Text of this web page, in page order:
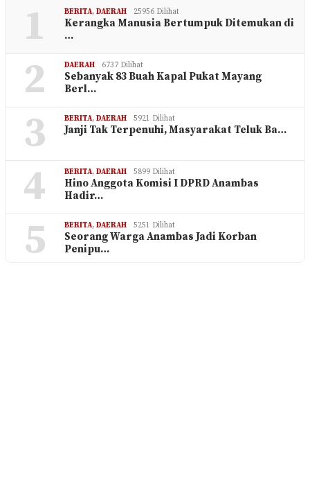
1 BERITA, DAERAH 25956 Dilihat
Kerangka Manusia Bertumpuk Ditemukan di
…
2 DAERAH 6737 Dilihat
Sebanyak 83 Buah Kapal Pukat Mayang
Berl…
3 BERITA, DAERAH 5921 Dilihat
Janji Tak Terpenuhi, Masyarakat Teluk Ba…
4 BERITA, DAERAH 5899 Dilihat
Hino Anggota Komisi I DPRD Anambas
Hadir…
5 BERITA, DAERAH 5251 Dilihat
Seorang Warga Anambas Jadi Korban
Penipu…